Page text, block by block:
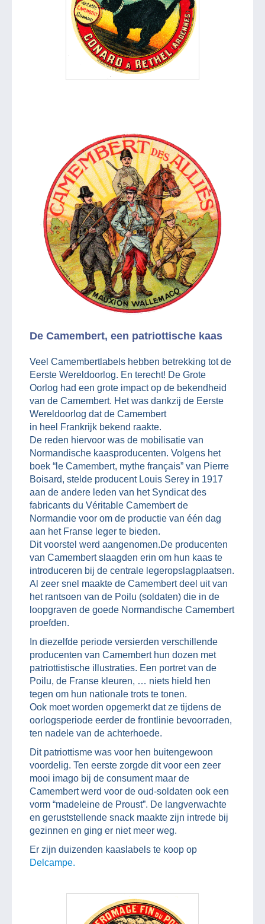
De Camembert, een patriottische kaas
Veel Camembertlabels hebben betrekking tot de
Eerste Wereldoorlog. En terecht! De Grote
Oorlog had een grote impact op de bekendheid
van de Camembert. Het was dankzij de Eerste
Wereldoorlog dat de Camembert
in heel Frankrijk bekend raakte.
De reden hiervoor was de mobilisatie van
Normandische kaasproducenten. Volgens het
boek “le Camembert, mythe français” van Pierre
Boisard, stelde producent Louis Serey in 1917
aan de andere leden van het Syndicat des
fabricants du Véritable Camembert de
Normandie voor om de productie van één dag
aan het Franse leger te bieden.
Dit voorstel werd aangenomen.De producenten
van Camembert slaagden erin om hun kaas te
introduceren bij de centrale legeropslagplaatsen.
Al zeer snel maakte de Camembert deel uit van
het rantsoen van de Poilu (soldaten) die in de
loopgraven de goede Normandische Camembert
proefden.
In diezelfde periode versierden verschillende
producenten van Camembert hun dozen met
patriottistische illustraties. Een portret van de
Poilu, de Franse kleuren, … niets hield hen
tegen om hun nationale trots te tonen.
Ook moet worden opgemerkt dat ze tijdens de
oorlogsperiode eerder de frontlinie bevoorraden,
ten nadele van de achterhoede.
Dit patriottisme was voor hen buitengewoon
voordelig. Ten eerste zorgde dit voor een zeer
mooi imago bij de consument maar de
Camembert werd voor de oud-soldaten ook een
vorm “madeleine de Proust”. De langverwachte
en geruststellende snack maakte zijn intrede bij
gezinnen en ging er niet meer weg.
Er zijn duizenden kaaslabels te koop op
Delcampe.